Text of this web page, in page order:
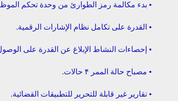
• بدء مكالمة رمز الطوارئ من وحدة تحكم
• القدرة على تكامل نظام الإشارات الرقمية.
• إحصاءات النشاط الإبلاغ عن القدرة على
• مصباح حالة الممر ۴ حالات.
• تقارير غير قابلة للتحرير للتطبيقات القضائية.